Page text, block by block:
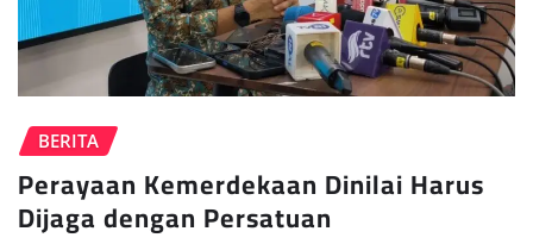
BERITA
Perayaan Kemerdekaan Dinilai Harus
Dijaga dengan Persatuan